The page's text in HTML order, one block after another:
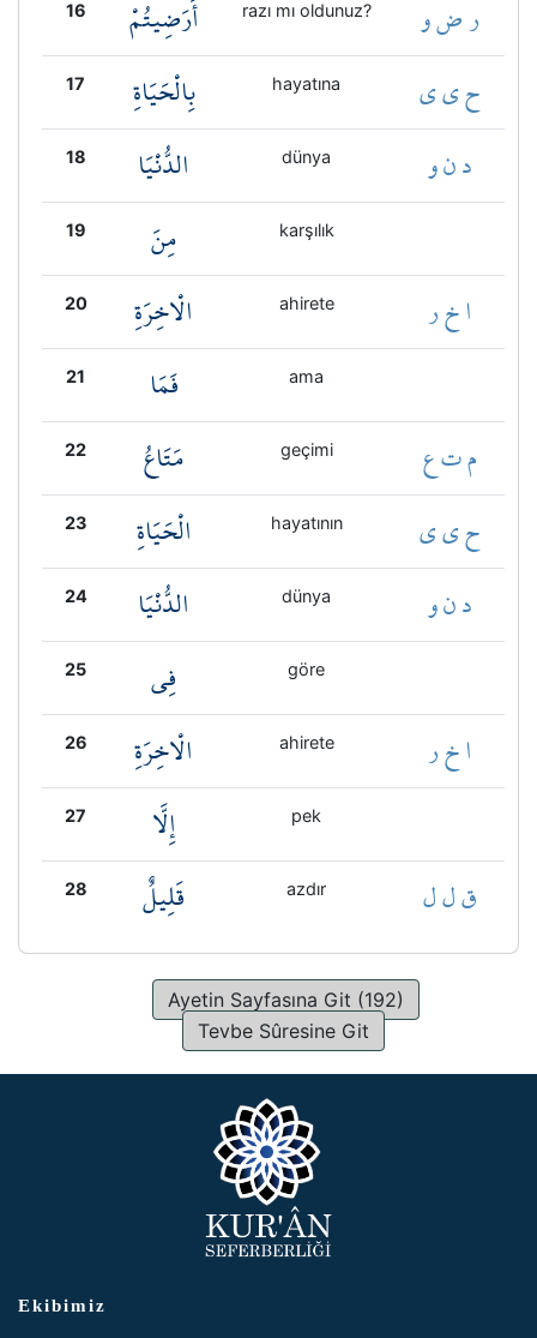
16 أَرَضِيتُمْ razı mı oldunuz? ر ض و
17 بِالْحَيَاةِ hayatına ح ي ي
18 الدُّنْيَا dünya د ن و
19 مِنَ karşılık
20 الْاخِرَةِ ahirete ا خ ر
21 فَمَا ama
22 مَتَاعُ geçimi م ت ع
23 الْحَيَاةِ hayatının ح ي ي
24 الدُّنْيَا dünya د ن و
25 فِي göre
26 الْاخِرَةِ ahirete ا خ ر
27 إِلَّا pek
28 قَلِيلٌ azdır ق ل ل
Ayetin Sayfasına Git (192)
Tevbe Sûresine Git
Ekibimiz